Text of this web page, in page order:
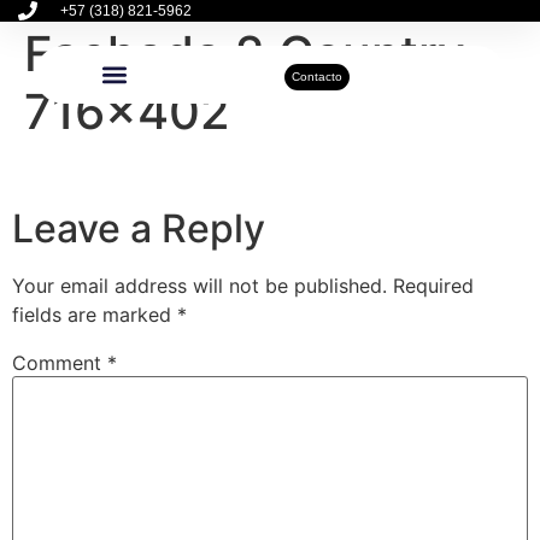
+57 (318) 821-5962
Contacto
Fachada 2 Country
716×402
Leave a Reply
Your email address will not be published. Required
fields are marked *
Comment *